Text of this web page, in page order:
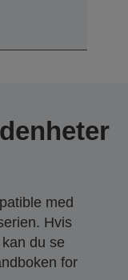
med
Hvis
du se
for